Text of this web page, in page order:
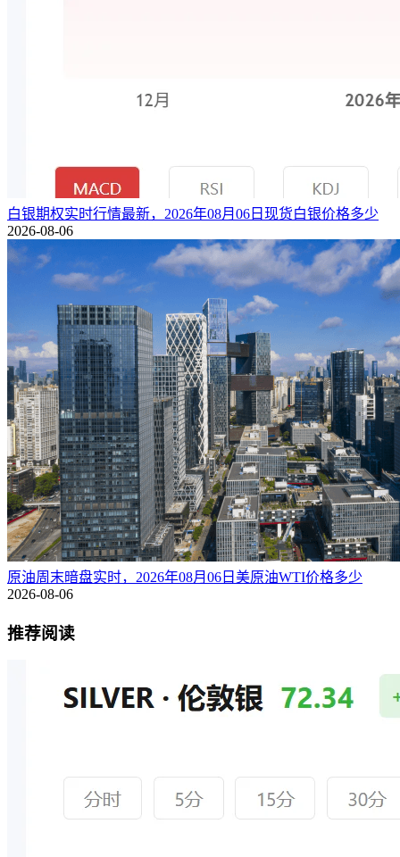
白银期权实时行情最新，2026年08月06日现货白银价格多少
2026-08-06
原油周末暗盘实时，2026年08月06日美原油WTI价格多少
2026-08-06
推荐阅读